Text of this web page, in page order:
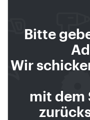
Bitte
Wir
mit dem